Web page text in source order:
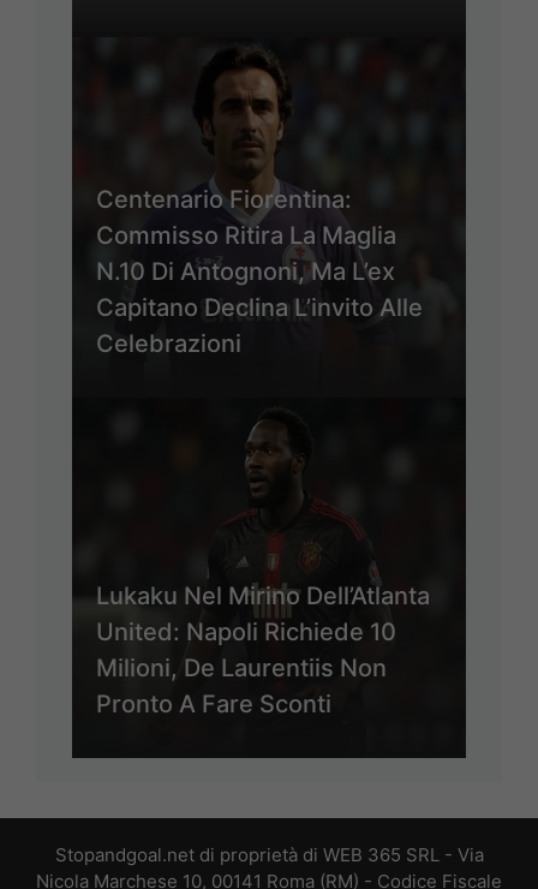
Centenario Fiorentina:
Commisso Ritira La Maglia
N.10 Di Antognoni, Ma L’ex
Capitano Declina L’invito Alle
Celebrazioni
Lukaku Nel Mirino Dell’Atlanta
United: Napoli Richiede 10
Milioni, De Laurentiis Non
Pronto A Fare Sconti
Stopandgoal.net di proprietà di WEB 365 SRL - Via
Nicola Marchese 10, 00141 Roma (RM) - Codice Fiscale